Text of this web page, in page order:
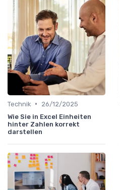
Technik •
26/12/2025
Wie Sie in Excel Einheiten
hinter Zahlen korrekt
darstellen